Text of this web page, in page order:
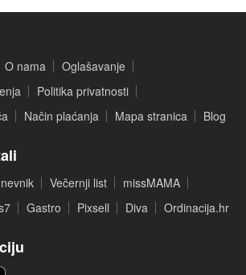
O nama
Oglašavanje
Politika privatnosti
Način plaćanja Mapa stranica Blog
Večernji list
missMAMA
Gastro Pixsell Diva Ordinacija.hr